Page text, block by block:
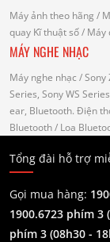
Máy ảnh theo hãng /
quay Kĩ thuật số/ Máy
MÁY NGHE NHẠC
Máy nghe nhạc / Sony
Series, Sony WS
ear, Bluetooth. Điện
Bluetooth/ Loa
Tổng đài hỗ trợ
Gọi mua hàng:
1900.6723 phím 3
phím 3 (08h30 -